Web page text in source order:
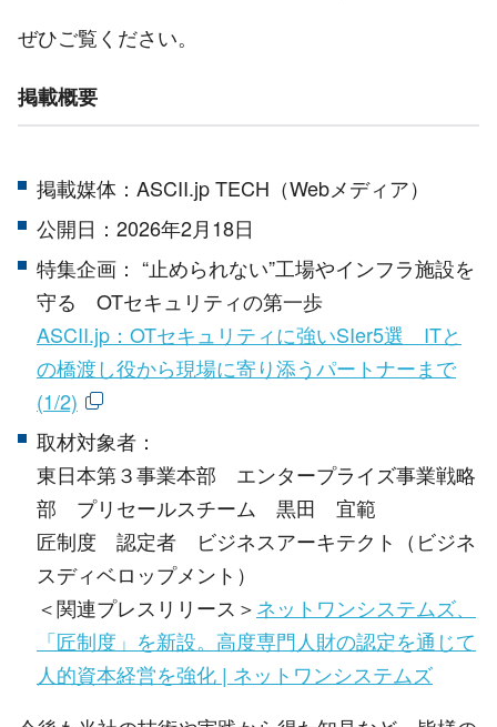
ぜひご覧ください。
掲載概要
掲載媒体：ASCII.jp TECH（Webメディア）
公開日：2026年2月18日
特集企画： “止められない”工場やインフラ施設を
守る OTセキュリティの第一歩
ASCII.jp：OTセキュリティに強いSIer5選 ITと
の橋渡し役から現場に寄り添うパートナーまで
(1/2)
取材対象者：
東日本第３事業本部 エンタープライズ事業戦略
部 プリセールスチーム 黒田 宜範
匠制度 認定者 ビジネスアーキテクト（ビジネ
スディベロップメント）
＜関連プレスリリース＞ネットワンシステムズ、
「匠制度」を新設。高度専門人財の認定を通じて
人的資本経営を強化 | ネットワンシステムズ